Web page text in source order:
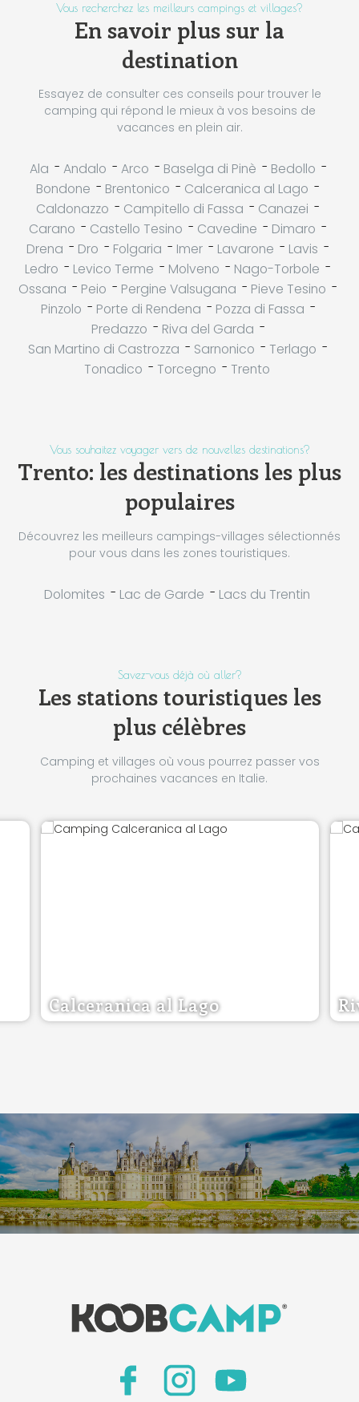
Vous recherchez les meilleurs campings et villages?
En savoir plus sur la
destination
Essayez de consulter ces conseils pour trouver le
camping qui répond le mieux à vos besoins de
vacances en plein air.
Ala - Andalo - Arco - Baselga di Pinè - Bedollo -
Bondone - Brentonico - Calceranica al Lago -
Caldonazzo - Campitello di Fassa - Canazei -
Carano - Castello Tesino - Cavedine - Dimaro -
Drena - Dro - Folgaria - Imer - Lavarone - Lavis -
Ledro - Levico Terme - Molveno - Nago-Torbole -
Ossana - Peio - Pergine Valsugana - Pieve Tesino -
Pinzolo - Porte di Rendena - Pozza di Fassa -
Predazzo - Riva del Garda -
San Martino di Castrozza - Sarnonico - Terlago -
Tonadico - Torcegno - Trento
Vous souhaitez voyager vers de nouvelles destinations?
Trento: les destinations les plus
populaires
Découvrez les meilleurs campings-villages sélectionnés
pour vous dans les zones touristiques.
Dolomites - Lac de Garde - Lacs du Trentin
Savez-vous déjà où aller?
Les stations touristiques les
plus célèbres
Camping et villages où vous pourrez passer vos
prochaines vacances en Italie.
Calceranica al Lago